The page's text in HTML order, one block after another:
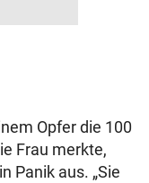
Opfer die 100
Frau merkte,
Panik aus. „Sie